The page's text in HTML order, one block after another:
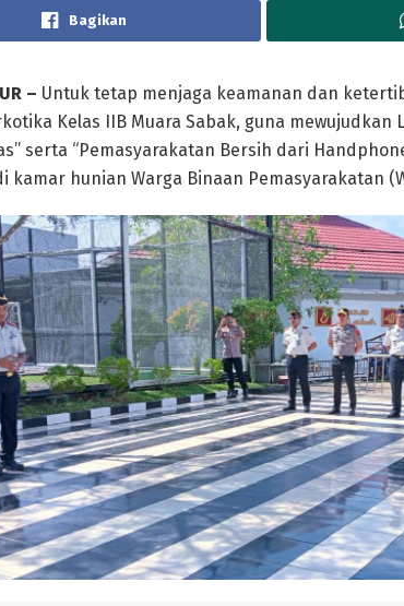
Bagikan
– Untuk tetap menjaga keamanan dan
Kelas IIB Muara Sabak, guna mewujudkan
serta “Pemasyarakatan Bersih dari
kamar hunian Warga Binaan Pemasyarakatan